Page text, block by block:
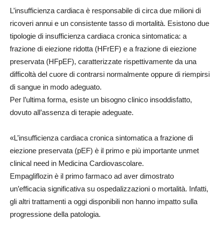
L’insufficienza cardiaca è responsabile di circa due milioni di
ricoveri annui e un consistente tasso di mortalità. Esistono due
tipologie di insufficienza cardiaca cronica sintomatica: a
frazione di eiezione ridotta (HFrEF) e a frazione di eiezione
preservata (HFpEF), caratterizzate rispettivamente da una
difficoltà del cuore di contrarsi normalmente oppure di riempirsi
di sangue in modo adeguato.
Per l’ultima forma, esiste un bisogno clinico insoddisfatto,
dovuto all’assenza di terapie adeguate.
«L’insufficienza cardiaca cronica sintomatica a frazione di
eiezione preservata (pEF) è il primo e più importante unmet
clinical need in Medicina Cardiovascolare.
Empagliflozin è il primo farmaco ad aver dimostrato
un’efficacia significativa su ospedalizzazioni o mortalità. Infatti,
gli altri trattamenti a oggi disponibili non hanno impatto sulla
progressione della patologia.